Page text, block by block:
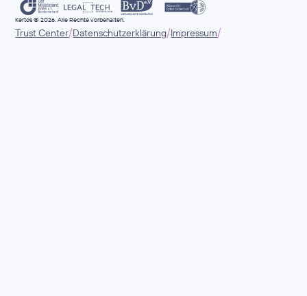
Kertos © 2026. Alle Rechte vorbehalten.
Trust Center/Datenschutzerklärung/Impressum/